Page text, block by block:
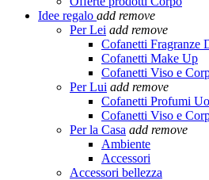
Idee regalo add remove
Per Lei add remove
Cofanetti Fragranze
Cofanetti Make Up
Cofanetti Viso e
Per Lui add remove
Cofanetti Profumi
Cofanetti Viso e
Per la Casa add remove
Ambiente
Accessori
Accessori bellezza